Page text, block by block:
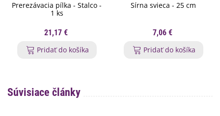
Prerezávacia pílka - Stalco -
1 ks
21,17 €
Pridať do košíka
Sírna svieca - 25 cm
7,06 €
Pridať do košíka
Súvisiace články